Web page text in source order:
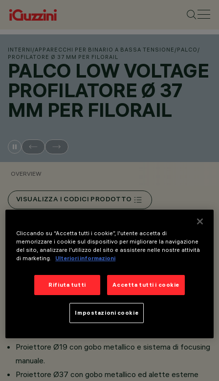
INTERNI /APPARECCHI PER BINARIO A BASSA TENSIONE /PALCO /
PROFILATORE Ø 37 MM PER FILORAIL
PALCO LOW VOLTAGE
PROFILATORE Ø 37
MM PER FILORAIL
OVERVIEW
VISUALIZZA I CODICI PRODOTTO
Overview
Installazione su binario Filorail 48V (16A).
Proiettori miniaturizzati con driver integrato a scomparsa
nell’adattatore.
Connessione adattatore a binario senza bisogno di
Proiettore Ø19 con gobo metallico e sistema di focusing
manuale.
Proiettore Ø37 con gobo metallico ed alette esterne
Cliccando su “Accetta tutti i cookie”, l'utente accetta di
memorizzare i cookie sul dispositivo per migliorare la navigazione
del sito, analizzare l'utilizzo del sito e assistere nelle nostre attività
di marketing.
Ulteriori informazioni
Rifiuta tutti Accetta tutti i cookie
Impostazioni cookie